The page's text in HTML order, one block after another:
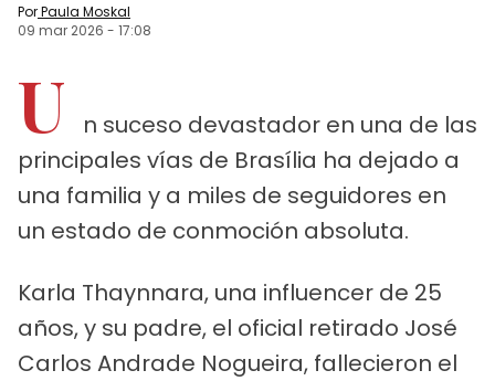
PorPaula Moskal
09 mar 2026 - 17:08
U
n suceso devastador en una de las
principales vías de Brasília ha dejado a
una familia y a miles de seguidores en
un estado de conmoción absoluta.
Karla Thaynnara, una influencer de 25
años, y su padre, el oficial retirado José
Carlos Andrade Nogueira, fallecieron el